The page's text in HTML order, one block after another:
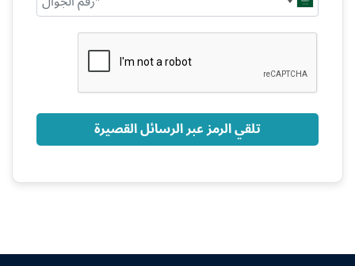
Saudi
Arabia
تلقي الرمز عبر الرسائل القصيرة